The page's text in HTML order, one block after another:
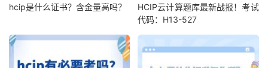
hcip是什么证书？含金量高吗？
HCIP云计算题库最新战报！考试
代码：H13-527